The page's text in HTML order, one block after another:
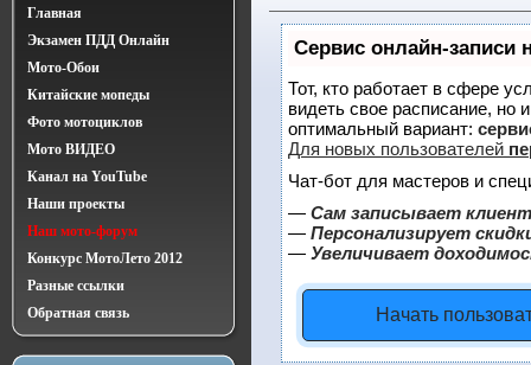
Главная
Экзамен ПДД Онлайн
Мото-Обои
Китайские мопеды
Фото мотоциклов
Мото ВИДЕО
Канал на YouTube
Наши проекты
Наш мото-форум
Конкурс МотоЛето 2012
Разные ссылки
Обратная связь
Сервис онлайн-записи
Тот, кто работает в сфере
видеть свое расписание,
оптимальный вариант:
Для новых пользователей
Чат-бот для мастеров и
— Сам записывает
— Персонализирует
— Увеличивает
Начать